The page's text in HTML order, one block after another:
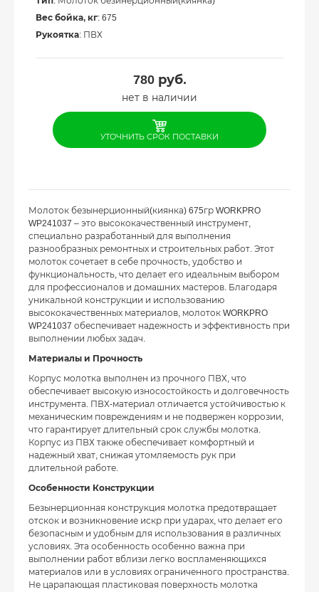
Вес бойка, кг: 675
Рукоятка: ПВХ
780руб.
нет в наличии
УТОЧНИТЬ СРОК ПОСТАВКИ
Молоток безынерционный(киянка) 675гр WORKPRO
WP241037 – это высококачественный инструмент,
специально разработанный для выполнения
разнообразных ремонтных и строительных работ. Этот
молоток сочетает в себе прочность, удобство и
функциональность, что делает его идеальным выбором
для профессионалов и домашних мастеров. Благодаря
уникальной конструкции и использованию
высококачественных материалов, молоток WORKPRO
WP241037 обеспечивает надежность и эффективность при
выполнении любых задач.
Материалы и Прочность
Корпус молотка выполнен из прочного ПВХ, что
обеспечивает высокую износостойкость и долговечность
инструмента. ПВХ-материал отличается устойчивостью к
механическим повреждениям и не подвержен коррозии,
что гарантирует длительный срок службы молотка.
Корпус из ПВХ также обеспечивает комфортный и
надежный хват, снижая утомляемость рук при
длительной работе.
Особенности Конструкции
Безынерционная конструкция молотка предотвращает
отскок и возникновение искр при ударах, что делает его
безопасным и удобным для использования в различных
условиях. Эта особенность особенно важна при
выполнении работ вблизи легко воспламеняющихся
материалов или в условиях ограниченного пространства.
Не царапающая пластиковая поверхность молотка